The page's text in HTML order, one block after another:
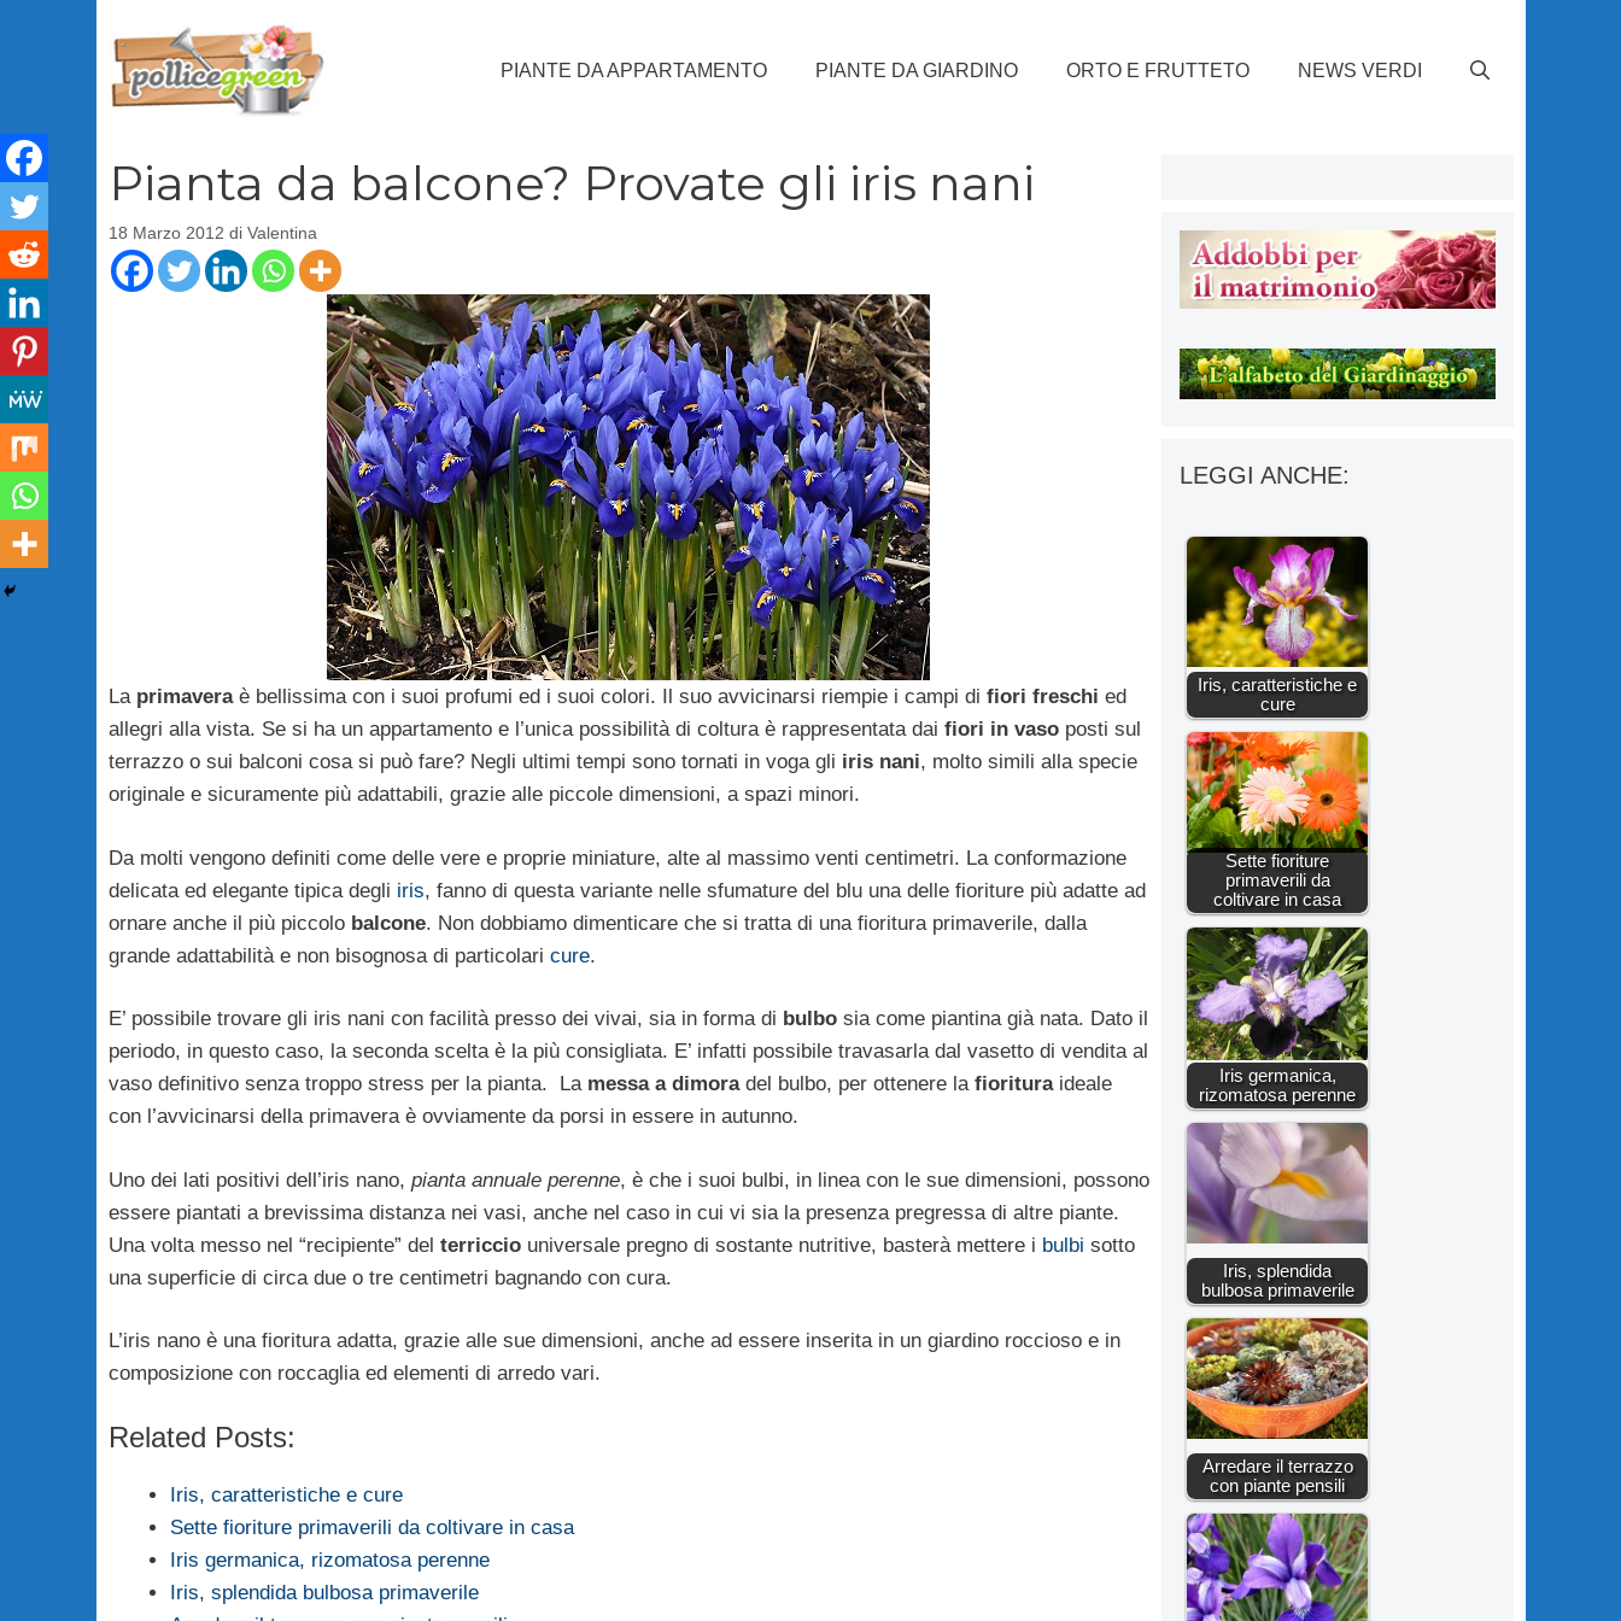
PIANTE DA APPARTAMENTO PIANTE DA GIARDINO ORTO E FRUTTETO NEWS VERDI
Pianta da balcone? Provate gli iris nani
18 Marzo 2012 di Valentina
La primaveraè bellissima con i suoi profumi ed i suoi colori. Il suo avvicinarsi riempie i campi di fiori freschi ed
allegri alla vista. Se si ha un appartamento e l’unica possibilità di coltura è rappresentata dai fiori in vasoposti sul
terrazzo o sui balconi cosa si può fare? Negli ultimi tempi sono tornati in voga gli iris nani, molto simili alla specie
originale e sicuramente più adattabili, grazie alle piccole dimensioni, a spazi minori.
Da molti vengono definiti come delle vere e proprie miniature, alte al massimo venti centimetri. La conformazione
delicata ed elegante tipica degli iris, fanno di questa variante nelle sfumature del blu una delle fioriture più adatte ad
ornare anche il più piccolo balcone. Non dobbiamo dimenticare che si tratta di una fioritura primaverile, dalla
grande adattabilità e non bisognosa di particolari cure.
E’ possibile trovare gli iris nani con facilità presso dei vivai, sia in forma di bulbosia come piantina già nata. Dato il
periodo, in questo caso, la seconda scelta è la più consigliata. E’ infatti possibile travasarla dal vasetto di vendita al
vaso definitivo senza troppo stress per la pianta. Lamessa a dimoradel bulbo, per ottenere la fiorituraideale
con l’avvicinarsi della primavera è ovviamente da porsi in essere in autunno.
Uno dei lati positivi dell’iris nano, pianta annuale perenne, è che i suoi bulbi, in linea con le sue dimensioni, possono
essere piantati a brevissima distanza nei vasi, anche nel caso in cui vi sia la presenza pregressa di altre piante.
Una volta messo nel “recipiente” del terricciouniversale pregno di sostante nutritive, basterà mettere i bulbi sotto
una superficie di circa due o tre centimetri bagnando con cura.
L’iris nano è una fioritura adatta, grazie alle sue dimensioni, anche ad essere inserita in un giardino roccioso e in
composizione con roccaglia ed elementi di arredo vari.
Related Posts:
Iris, caratteristiche e cure
Sette fioriture primaverili da coltivare in casa
Iris germanica, rizomatosa perenne
Iris, splendida bulbosa primaverile
LEGGI ANCHE:
Iris, caratteristiche e
cure
Sette fioriture
primaverili da
coltivare in casa
Iris germanica,
rizomatosa perenne
Iris, splendida
bulbosa primaverile
Arredare il terrazzo
con piante pensili